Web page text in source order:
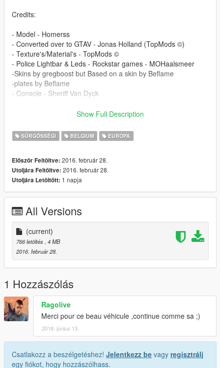
Credits:
- Model - Homerss
- Converted over to GTAV - Jonas Holland (TopMods ©)
- Texture's/Material's - TopMods ©
- Police Lightbar & Leds - Rockstar games - MOHaalsmeer
-Skins by gregboost but Based on a skin by Beflame
-plates by Beflame
- Console - Sheriff Van Dyck
lien https://www.gta5-mods.com/vehicles/dutch-vw-transporter-
Show Full Description
SŰRGŐSSÉGI BELGIUM EURÓPA
Először Feltöltve: 2016. február 28.
Utoljára Feltöltve: 2016. február 28.
Utoljára Letöltött: 1 napja
All Versions
(current)
766 letöltés , 4 MB
2016. február 28.
1 Hozzászólás
Ragolive
Merci pour ce beau véhicule ,continue comme sa ;)
2018. június 13.
Csatlakozz a beszélgetéshez! Jelentkezz be vagy regisztrálj
egy fiókot, hogy hozzászólhass.